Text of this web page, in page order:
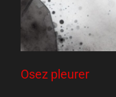
Osez pleurer